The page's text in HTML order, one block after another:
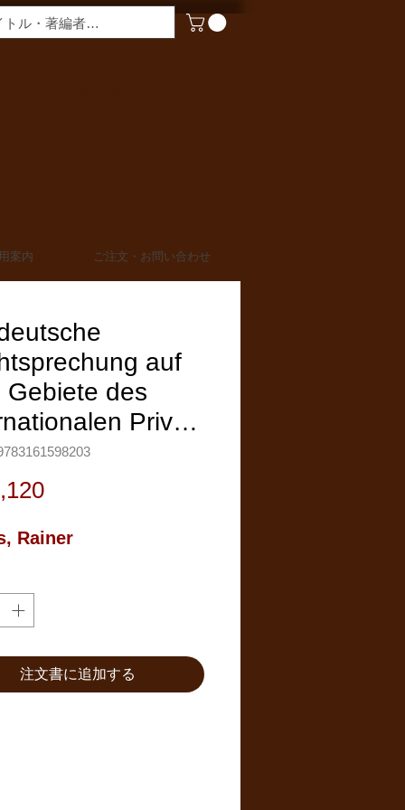
案内 ご注文・お問い合わせ
auf
Gebiete des
Priv…
価
Rainer
注文書に追加する